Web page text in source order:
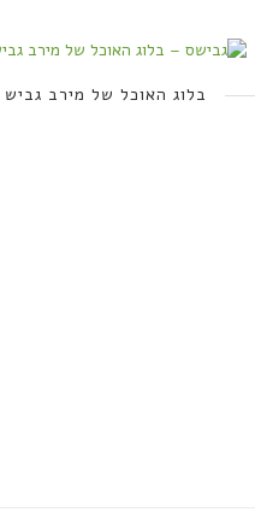
בלוג האוכל של מירב גביש